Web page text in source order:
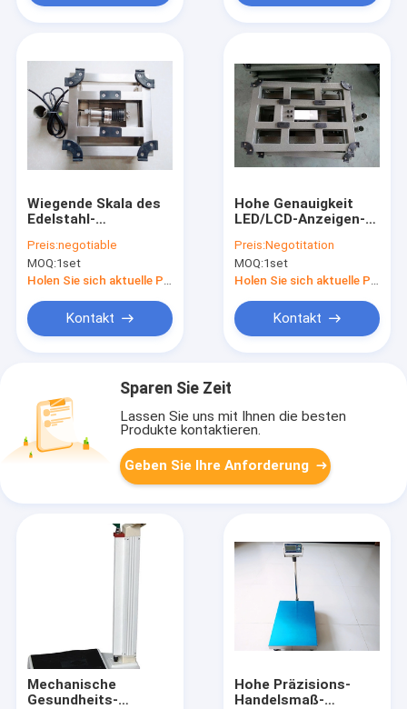
Wiegende Skala des
Edelstahl-
Bank-150kg
Preis:negotiable
MOQ:1set
Holen Sie sich aktuelle Preis
Kontakt
Hohe Genauigkeit
LED/LCD-Anzeigen-
Preis:Negotitation
MOQ:1set
Holen Sie sich aktuelle Preis
Kontakt
Sparen Sie Zeit
Lassen Sie uns mit Ihnen die besten
Produkte kontaktieren.
Geben Sie Ihre Anforderung
Mechanische
Gesundheits-
Hohe Präzisions-
Handelsmaß-